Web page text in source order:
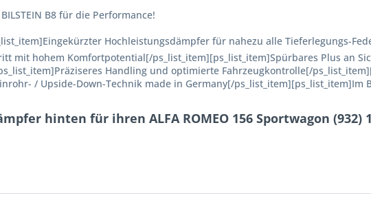
B8 für die Performance!
Hochleistungsdämpfer für nahezu alle Tieferlegungs-
mit hohem Komfortpotential[/ps_list_item][ps_list_item]Spürbares Plus an
Handling und optimierte Fahrzeugkontrolle[/
/ Upside-Down-Technik made in Germany[/ps_list_item][ps_list_item]Im
hinten für ihren ALFA ROMEO 156 Sportwagon (932)